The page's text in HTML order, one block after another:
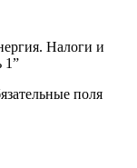
Налоги и
1”
поля